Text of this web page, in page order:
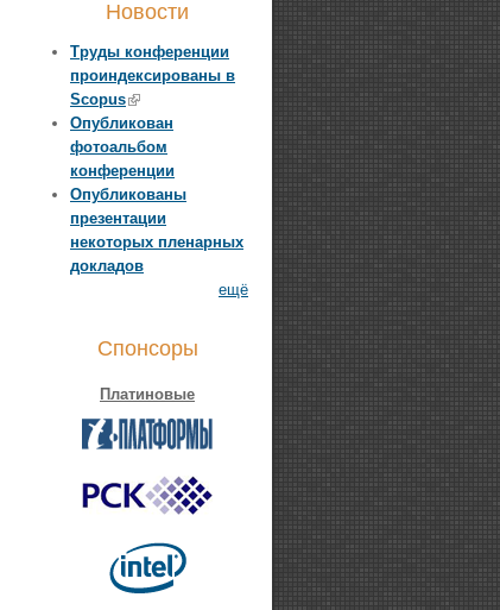
Новости
Труды конференции
проиндексированы в
Scopus(внешняя ссылка)
Опубликован
фотоальбом
конференции
Опубликованы
презентации
некоторых пленарных
докладов
ещё
Спонсоры
Платиновые